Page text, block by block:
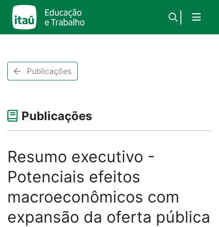
Publicações
Publicações
Resumo executivo -
Potenciais efeitos
macroeconômicos com
expansão da oferta pública